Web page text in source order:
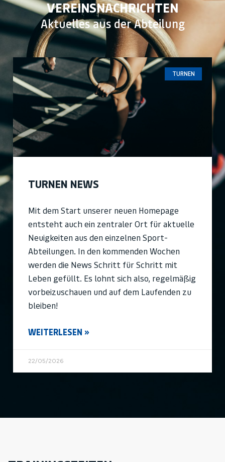
VEREINSNACHRICHTEN
Aktuelles aus der Abteilung
TURNEN
TURNEN NEWS
Mit dem Start unserer neuen Homepage
entsteht auch ein zentraler Ort für aktuelle
Neuigkeiten aus den einzelnen Sport-
Abteilungen. In den kommenden Wochen
werden die News Schritt für Schritt mit
Leben gefüllt. Es lohnt sich also, regelmäßig
vorbeizuschauen und auf dem Laufenden zu
bleiben!
WEITERLESEN »
22/05/2026